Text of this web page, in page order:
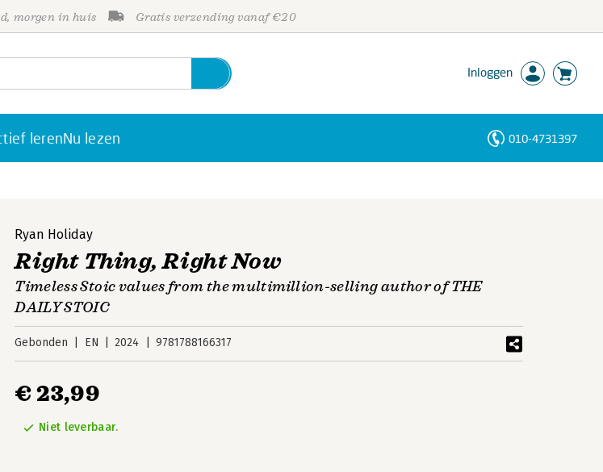
morgen in huis Gratis verzending vanaf €20
Inloggen
lerenNu lezen 010-4731397
Ryan Holiday
Right Thing, Right Now
Timeless Stoic values from the multimillion-selling author of THE
DAILY STOIC
Gebonden EN 2024 9781788166317
€ 23,99
Niet leverbaar.
Personen